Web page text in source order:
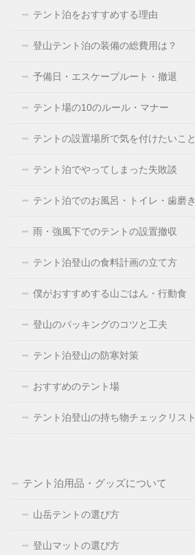
テント泊をおすすめする理由
登山テント泊の装備の総費用は？
予備日・エスケープルート・撤退
テント場の10のルール・マナー
テントの設置場所で気を付けたいこと
テント泊でやってしまった失敗談
テント泊でのお風呂・トイレ・歯磨き
雨・強風下でのテントの設置撤収
テント泊登山の食料計画の立て方
僕がおすすめする山ごはん・行動食
登山のパッキングのコツと工夫
テント泊登山の防寒対策
おすすめのテント場
テント泊登山の持ち物チェックリスト
テント泊用品・グッズについて
山岳テントの選び方
登山マットの選び方